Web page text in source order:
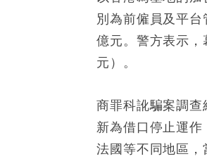
別為前僱員及平
億元。警方表示
元）。
商罪科訛騙案調
新為借口停止運
法國等不同地區